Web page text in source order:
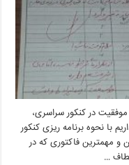
در کنکور سراسری،
با نحوه برنامه ریزی کنکور
و مهمترین فاکتوری که در
…